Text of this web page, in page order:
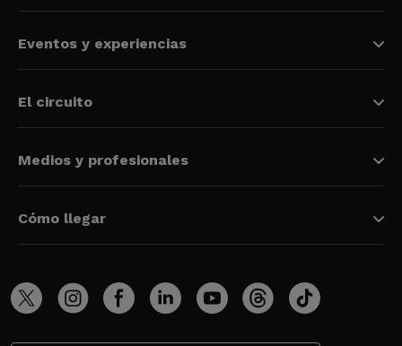
Eventos y experiencias
El circuito
Medios y profesionales
Cómo llegar